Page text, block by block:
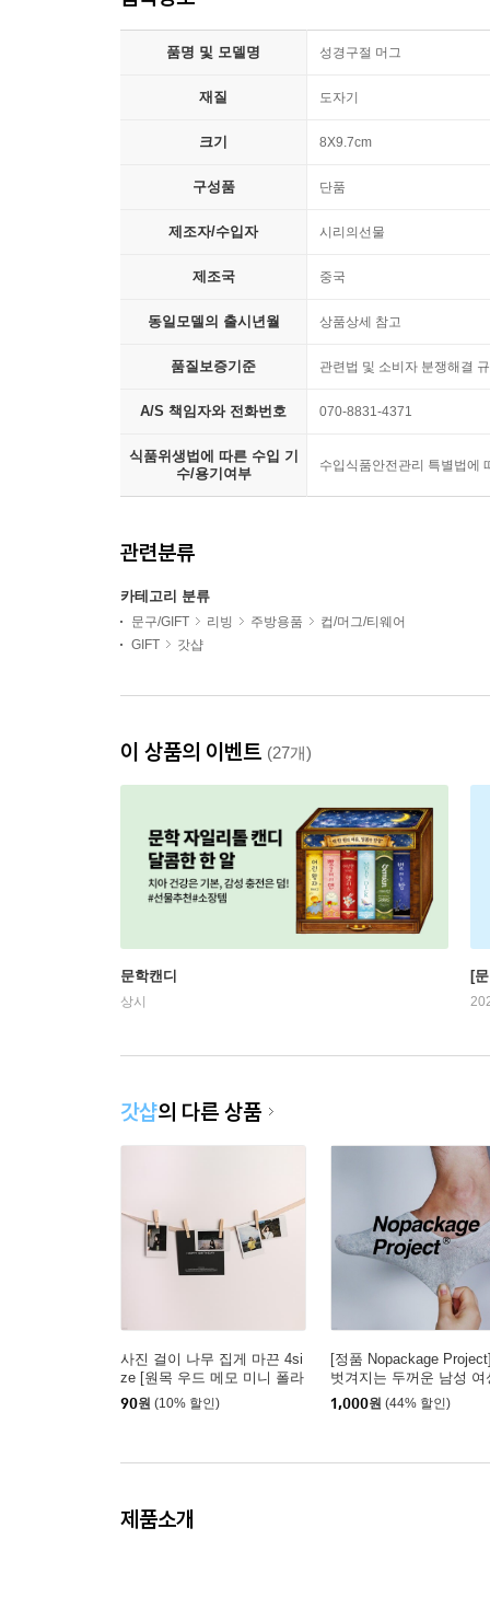
품명 및 모델명 성경구절 머그
재질 도자기
크기 8X9.7cm
구성품 단품
제조자/수입자 시리의선물
제조국 중국
동일모델의 출시년월 상품상세 참고
품질보증기준 관련법 및 소비자 분쟁해결
A/S 책임자와 전화번호 070-8831-4371
식품위생법에 따른 수입 기
수/용기여부
수입식품안전관리 특별법에
관련분류
카테고리 분류
문구/GIFT 리빙 주방용품
컵/머그/티웨어
GIFT
갓샵
이 상품의 이벤트 (27개)
문학캔디
상시
[
갓샵의 다른 상품
사진 걸이 나무 집게 마끈 4si
ze [원목 우드 메모 미니 폴라
로이드 포토 가랜드 걸이 노
끈 집개]
90원 (10% 할인)
[정품 Nopackage
벗겨지는 두꺼운 남성 여
페이크삭스 덧신 남자 여
양말
1,000원 (44% 할인)
제품소개